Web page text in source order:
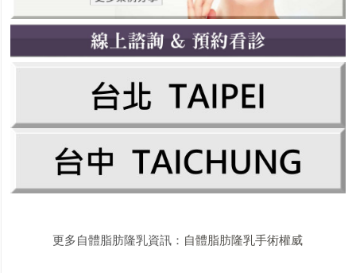
更多自體脂肪隆乳資訊： 自體脂肪隆乳手術權威